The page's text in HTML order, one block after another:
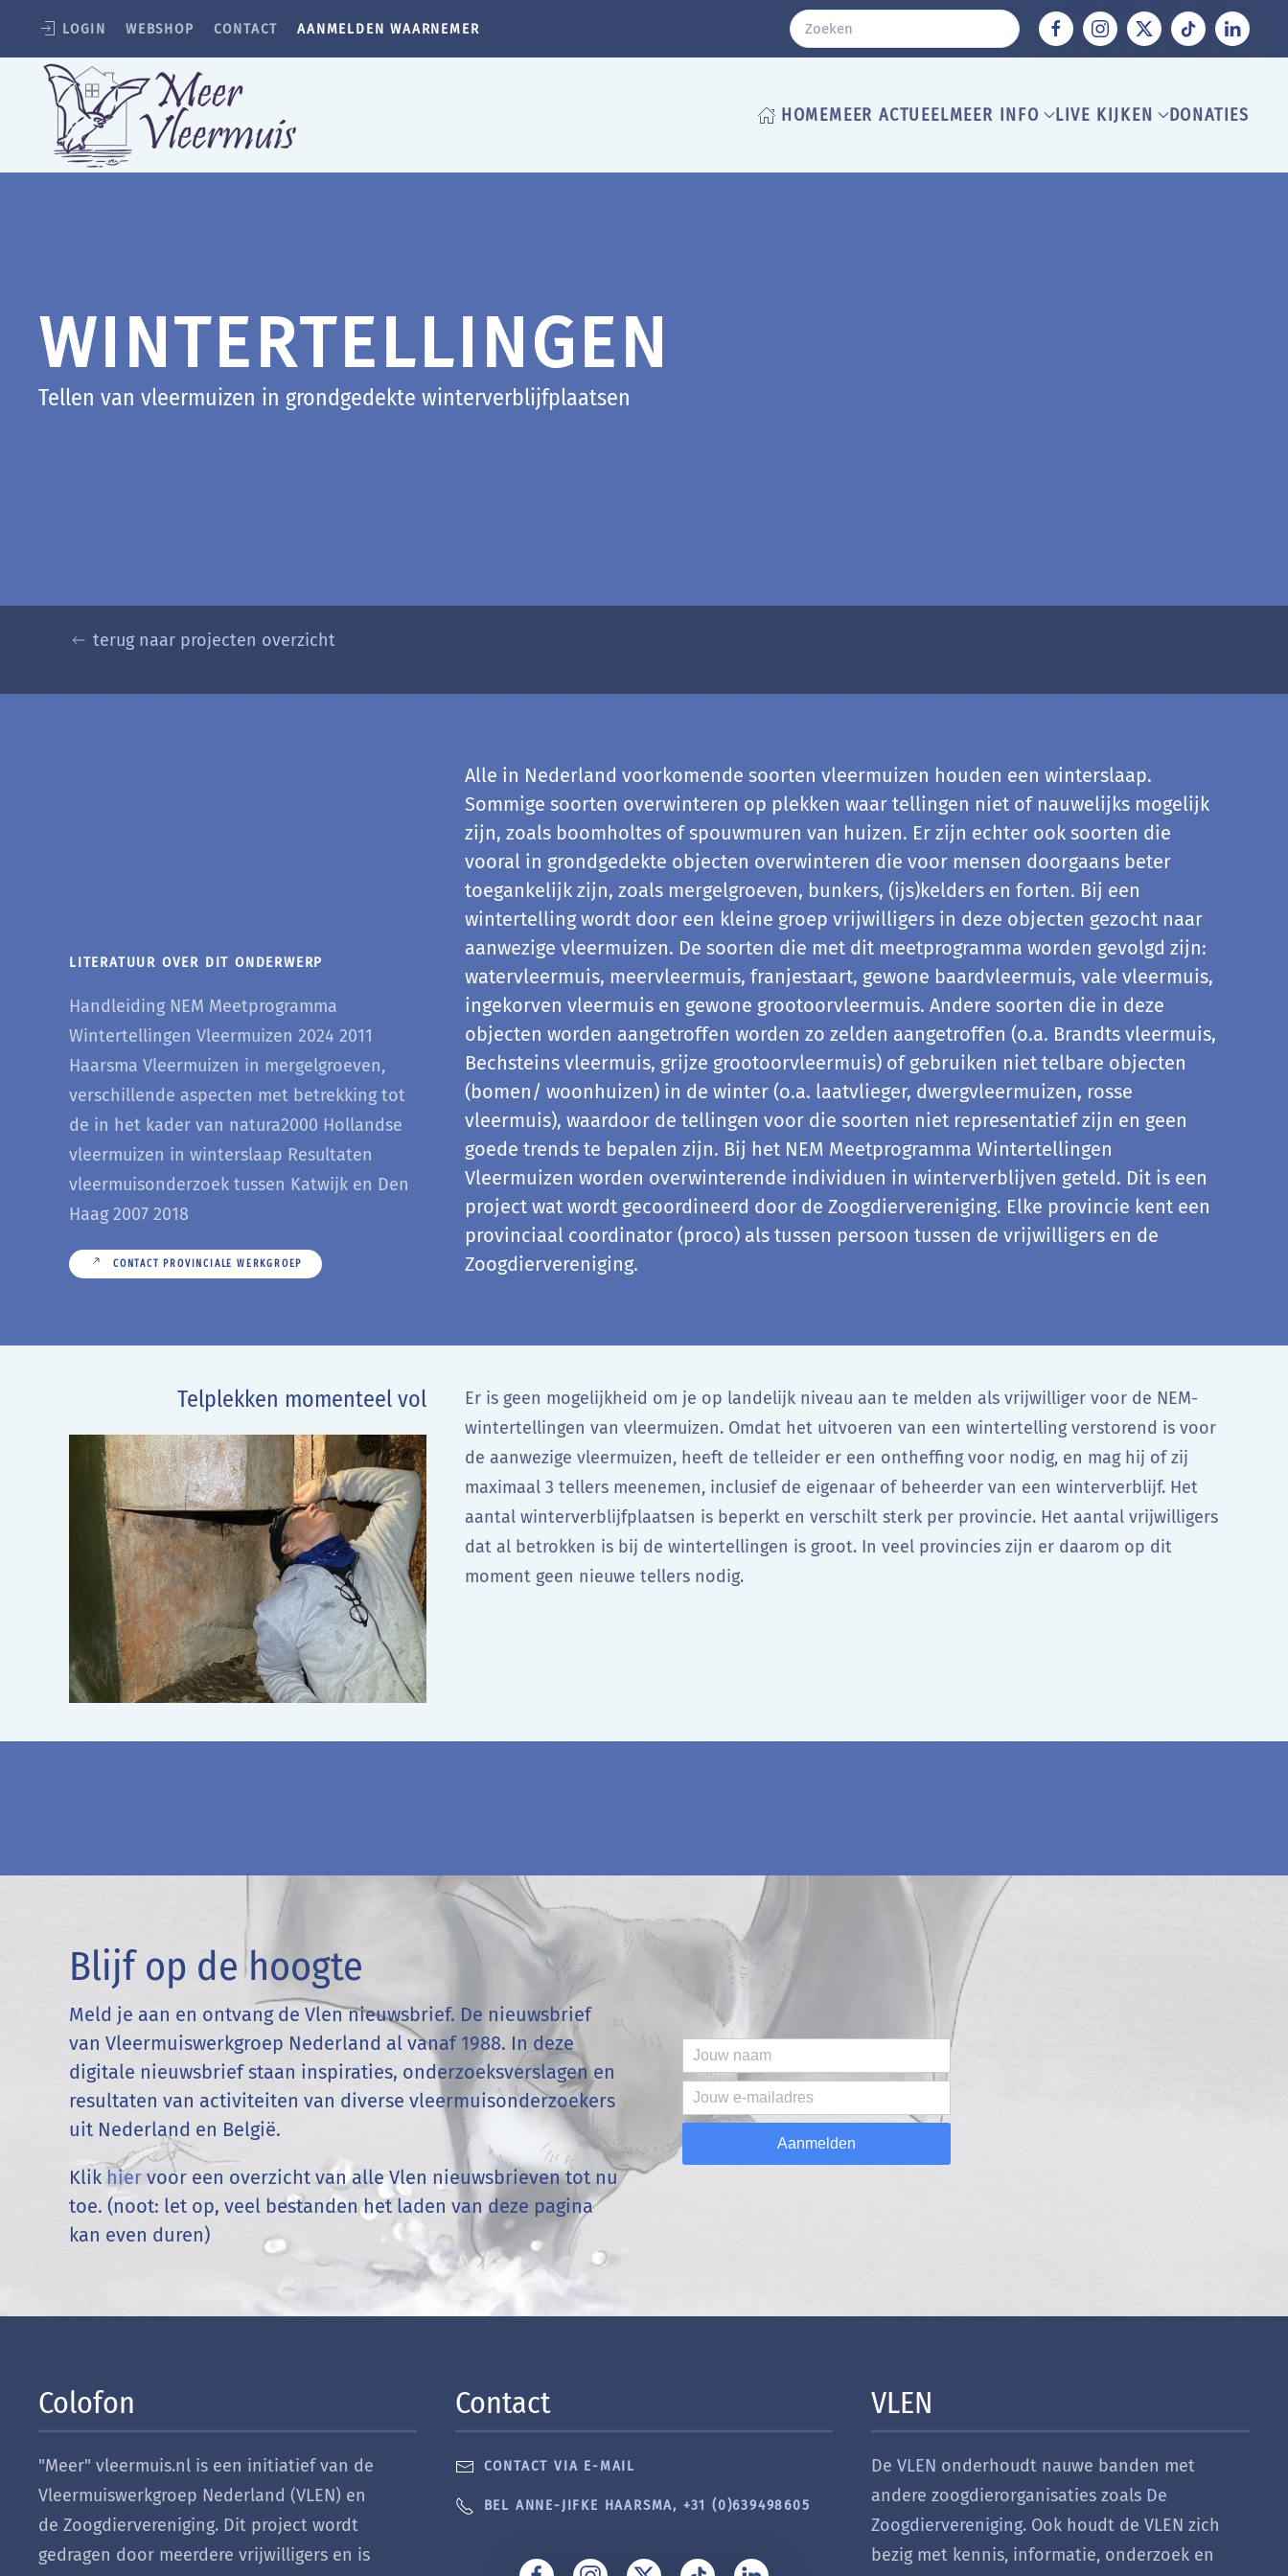
LOGIN WEBSHOP CONTACT AANMELDEN WAARNEMER
HOMEMEER ACTUEELMEER INFO LIVE KIJKEN DONATIES
WINTERTELLINGEN
Tellen van vleermuizen in grondgedekte winterverblijfplaatsen
terug naar projecten overzicht
LITERATUUR OVER DIT ONDERWERP
Handleiding NEM Meetprogramma
Wintertellingen Vleermuizen 2024 2011
Haarsma Vleermuizen in mergelgroeven,
verschillende aspecten met betrekking tot
de in het kader van natura2000 Hollandse
vleermuizen in winterslaap Resultaten
vleermuisonderzoek tussen Katwijk en Den
Haag 2007 2018
CONTACT PROVINCIALE WERKGROEP
Alle in Nederland voorkomende soorten vleermuizen houden een winterslaap.
Sommige soorten overwinteren op plekken waar tellingen niet of nauwelijks mogelijk
zijn, zoals boomholtes of spouwmuren van huizen. Er zijn echter ook soorten die
vooral in grondgedekte objecten overwinteren die voor mensen doorgaans beter
toegankelijk zijn, zoals mergelgroeven, bunkers, (ijs)kelders en forten. Bij een
wintertelling wordt door een kleine groep vrijwilligers in deze objecten gezocht naar
aanwezige vleermuizen. De soorten die met dit meetprogramma worden gevolgd zijn:
watervleermuis, meervleermuis, franjestaart, gewone baardvleermuis, vale vleermuis,
ingekorven vleermuis en gewone grootoorvleermuis. Andere soorten die in deze
objecten worden aangetroffen worden zo zelden aangetroffen (o.a. Brandts vleermuis,
Bechsteins vleermuis, grijze grootoorvleermuis) of gebruiken niet telbare objecten
(bomen/ woonhuizen) in de winter (o.a. laatvlieger, dwergvleermuizen, rosse
vleermuis), waardoor de tellingen voor die soorten niet representatief zijn en geen
goede trends te bepalen zijn. Bij het NEM Meetprogramma Wintertellingen
Vleermuizen worden overwinterende individuen in winterverblijven geteld. Dit is een
project wat wordt gecoordineerd door de Zoogdiervereniging. Elke provincie kent een
provinciaal coordinator (proco) als tussen persoon tussen de vrijwilligers en de
Zoogdiervereniging.
Telplekken momenteel vol
Er is geen mogelijkheid om je op landelijk niveau aan te melden als vrijwilliger voor de NEM-
wintertellingen van vleermuizen. Omdat het uitvoeren van een wintertelling verstorend is voor
de aanwezige vleermuizen, heeft de telleider er een ontheffing voor nodig, en mag hij of zij
maximaal 3 tellers meenemen, inclusief de eigenaar of beheerder van een winterverblijf. Het
aantal winterverblijfplaatsen is beperkt en verschilt sterk per provincie. Het aantal vrijwilligers
dat al betrokken is bij de wintertellingen is groot. In veel provincies zijn er daarom op dit
moment geen nieuwe tellers nodig.
Blijf op de hoogte
Meld je aan en ontvang de Vlen nieuwsbrief. De nieuwsbrief
van Vleermuiswerkgroep Nederland al vanaf 1988. In deze
digitale nieuwsbrief staan inspiraties, onderzoeksverslagen en
resultaten van activiteiten van diverse vleermuisonderzoekers
uit Nederland en België.
Klik hier voor een overzicht van alle Vlen nieuwsbrieven tot nu
toe. (noot: let op, veel bestanden het laden van deze pagina
kan even duren)
Aanmelden
Colofon
"Meer" vleermuis.nl is een initiatief van de
Vleermuiswerkgroep Nederland (VLEN) en
de Zoogdiervereniging. Dit project wordt
gedragen door meerdere vrijwilligers en is
Contact
CONTACT VIA E-MAIL
BEL ANNE-JIFKE HAARSMA, +31 (0)639498605
VLEN
DeVLEN onderhoudt nauwe banden met
andere zoogdierorganisaties zoals De
Zoogdiervereniging. Ook houdt de VLEN zich
bezig met kennis, informatie, onderzoek en